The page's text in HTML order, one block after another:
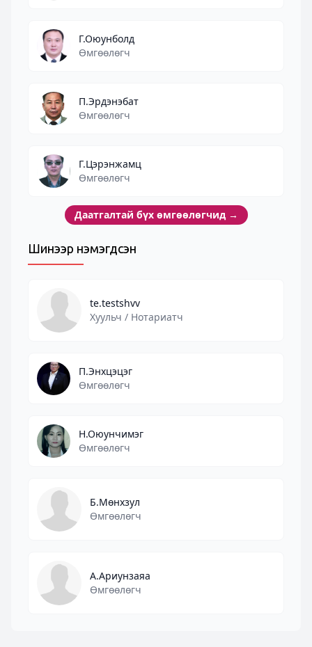
Г.Оюунболд
Өмгөөлөгч
П.Эрдэнэбат
Өмгөөлөгч
Г.Цэрэнжамц
Өмгөөлөгч
Даатгалтай бүх өмгөөлөгчид →
Шинээр нэмэгдсэн
te.testshvv
Хуульч / Нотариатч
П.Энхцэцэг
Өмгөөлөгч
Н.Оюунчимэг
Өмгөөлөгч
Б.Мөнхзул
Өмгөөлөгч
А.Ариунзаяа
Өмгөөлөгч